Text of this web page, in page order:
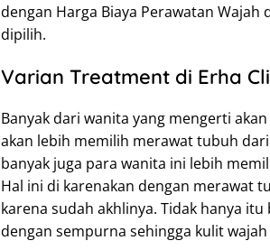
dengan Harga Biaya Perawatan Wajah
dipilih.
Varian Treatment di Erha
Banyak dari wanita yang mengerti
akan lebih memilih merawat tubuh
banyak juga para wanita ini lebih
Hal ini di karenakan dengan merawat
karena sudah akhlinya. Tidak hanya
dengan sempurna sehingga kulit